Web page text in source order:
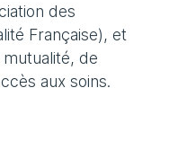
des
Française), et
de
aux soins.